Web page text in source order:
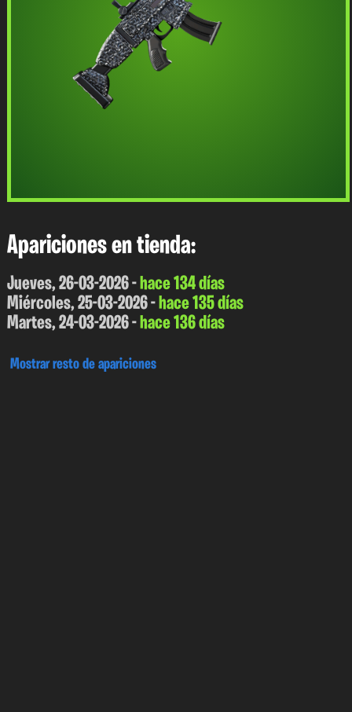
Apariciones en tienda:
Jueves, 26-03-2026 -hace 134 días
Miércoles, 25-03-2026 -hace 135 días
Martes, 24-03-2026 -hace 136 días
Mostrar resto de apariciones